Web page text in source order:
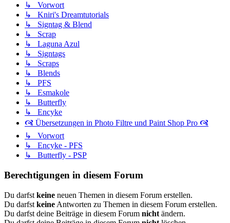
↳ Vorwort
↳ Kniri's Dreamtutorials
↳ Signtag & Blend
↳ Scrap
↳ Laguna Azul
↳ Signtags
↳ Scraps
↳ Blends
↳ PFS
↳ Esmakole
↳ Butterfly
↳ Encyke
🙧 Übersetzungen in Photo Filtre und Paint Shop Pro 🙧
↳ Vorwort
↳ Encyke - PFS
↳ Butterfly - PSP
Berechtigungen in diesem Forum
Du darfst keine neuen Themen in diesem Forum erstellen.
Du darfst keine Antworten zu Themen in diesem Forum erstellen.
Du darfst deine Beiträge in diesem Forum nicht ändern.